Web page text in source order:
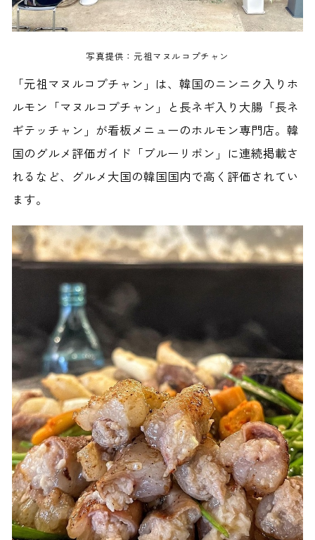
写真提供：元祖マヌルコプチャン
「元祖マヌルコプチャン」は、韓国のニンニク入りホ
ルモン「マヌルコプチャン」と長ネギ入り大腸「長ネ
ギテッチャン」が看板メニューのホルモン専門店。韓
国のグルメ評価ガイド「ブルーリボン」に連続掲載さ
れるなど、グルメ大国の韓国国内で高く評価されてい
ます。